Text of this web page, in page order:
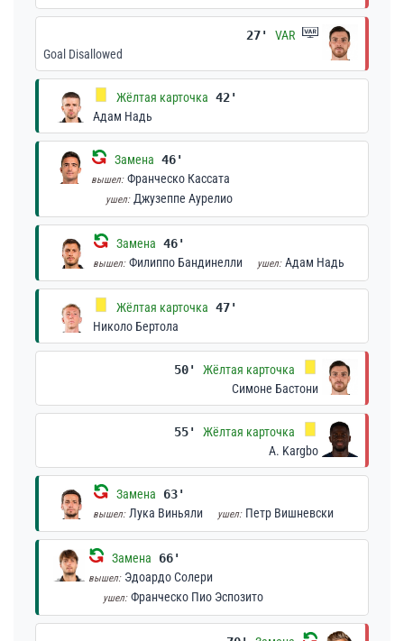
27'
VAR
Goal Disallowed
Жёлтая карточка 42'
Адам Надь
Замена 46'
вышел: Франческо Кассата
ушел: Джузеппе Аурелио
Замена 46'
вышел: Филиппо Бандинелли ушел: Адам Надь
Жёлтая карточка 47'
Николо Бертола
50'
Жёлтая карточка
Симоне Бастони
55'
Жёлтая карточка
A. Kargbo
Замена 63'
вышел: Лука Виньяли ушел: Петр Вишневски
Замена 66'
вышел: Эдоардо Солери
ушел: Франческо Пио Эспозито